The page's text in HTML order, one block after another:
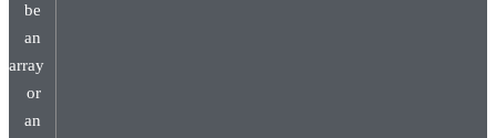
be
an
array
or
an